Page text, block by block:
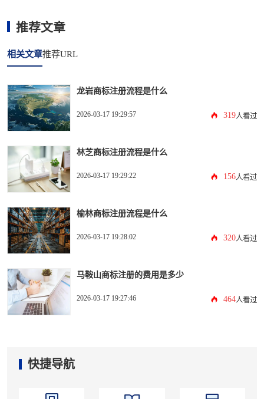
推荐文章
相关文章推荐URL
龙岩商标注册流程是什么
2026-03-17 19:29:57 319人看过
林芝商标注册流程是什么
2026-03-17 19:29:22 156人看过
榆林商标注册流程是什么
2026-03-17 19:28:02 320人看过
马鞍山商标注册的费用是多少
2026-03-17 19:27:46 464人看过
快捷导航